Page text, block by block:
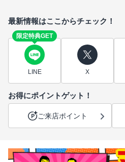
最新情報はここからチェック！
限定特典GET
LINE X
お得にポイントゲット！
ご来店ポイント